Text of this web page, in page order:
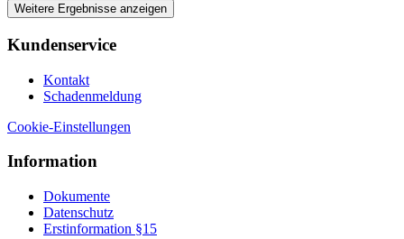
Weitere Ergebnisse anzeigen
Kundenservice
Kontakt
Schadenmeldung
Cookie-Einstellungen
Information
Dokumente
Datenschutz
Erstinformation §15